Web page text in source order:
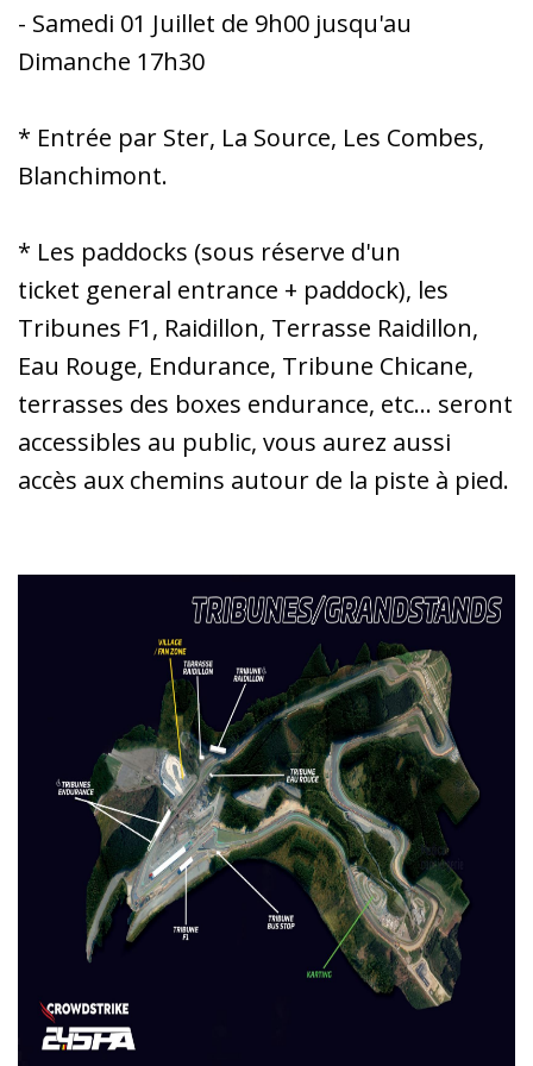
- Samedi 01 Juillet de 9h00 jusqu'au
Dimanche 17h30
* Entrée par Ster, La Source, Les Combes,
Blanchimont.
* Les paddocks (sous réserve d'un
ticket general entrance + paddock), les
Tribunes F1, Raidillon, Terrasse Raidillon,
Eau Rouge, Endurance, Tribune Chicane,
terrasses des boxes endurance, etc... seront
accessibles au public, vous aurez aussi
accès aux chemins autour de la piste à pied.